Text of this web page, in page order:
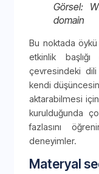
Görsel:
domain
Bu noktada öykü
etkinlik
çevresindeki dili
kendi
aktarabilmesi
kurulduğunda
fazlasını
deneyimler.
Materyal